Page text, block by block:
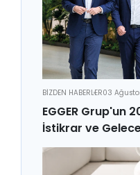
BİZDEN HABERLER03
EGGER Grup'un
İstikrar ve